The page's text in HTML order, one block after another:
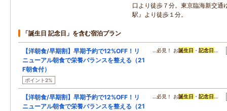
口より徒歩７分。東京臨海新交通
駅』より徒歩１分。
「誕生日 記念日」を含む宿泊プラン
【洋朝食/早期割】早期予約で12%OFF！リ
ニューアル朝食で栄養バランスを整える（21
F朝食付）
ポイント2%
…必見！ お誕生日 ・記念日 …
【洋朝食/早期割】早期予約で12%OFF！リ
ニューアル朝食で栄養バランスを整える（21
…必見！ お誕生日 ・記念日 …